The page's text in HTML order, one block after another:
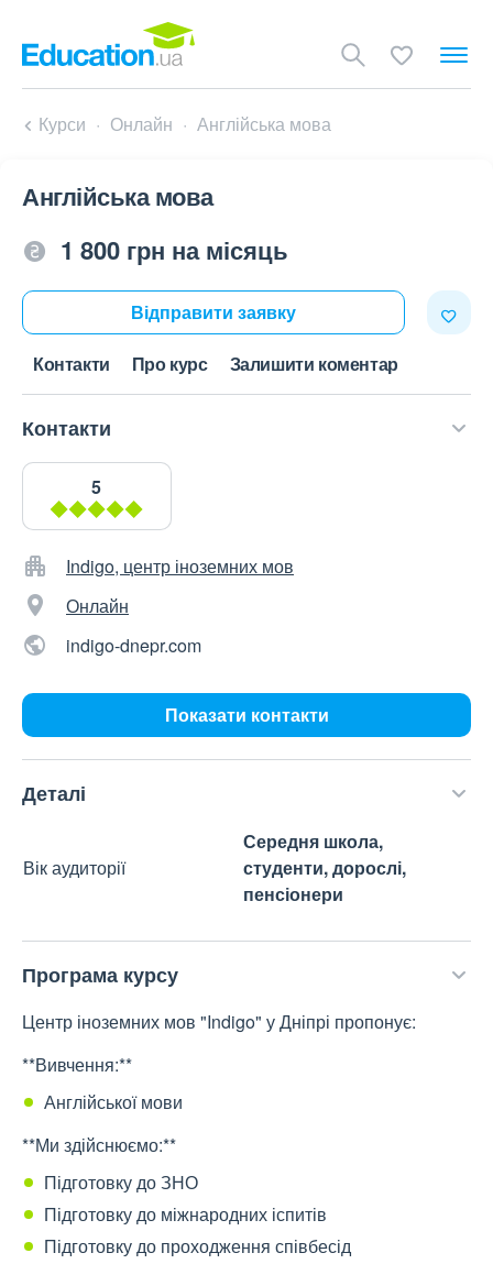
Курси Онлайн Англійська мова
Англійська мова
1 800 грн на місяць
Відправити заявку
Контакти Про курс Залишити коментар
Контакти
5
Indigo, центр іноземних мов
Онлайн
indigo-dnepr.com
Показати контакти
Деталі
Вік аудиторії
Середня школа,
студенти, дорослі,
пенсіонери
Програма курсу
Центр іноземних мов "Indigo" у Дніпрі пропонує:
**Вивчення:**
Англійської мови
**Ми здійснюємо:**
Підготовку до ЗНО
Підготовку до міжнародних іспитів
Підготовку до проходження співбесід